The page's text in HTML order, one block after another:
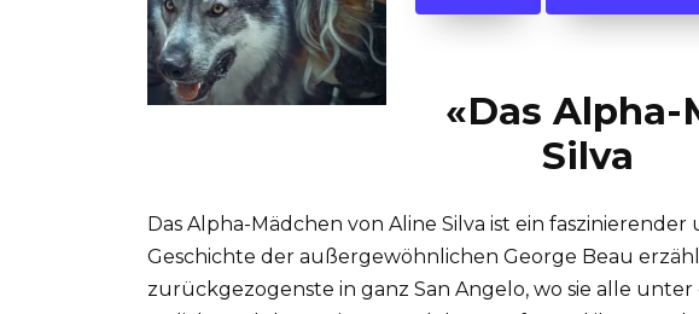
«Das
Silva
Das Alpha-Mädchen von Aline Silva ist ein
Geschichte der außergewöhnlichen George Beau
zurückgezogenste in ganz San Angelo, wo sie alle